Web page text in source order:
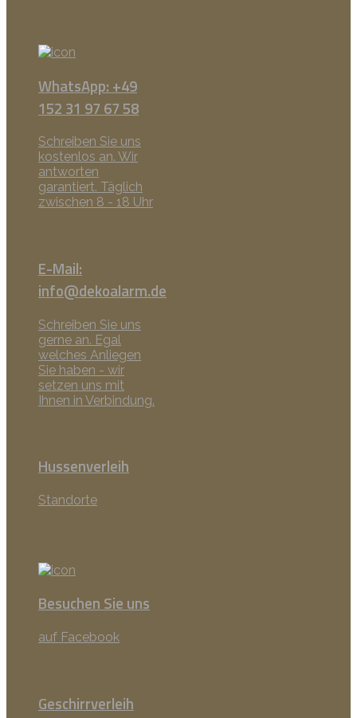
WhatsApp: +49
152 31 97 67 58
Schreiben Sie uns
kostenlos an. Wir
antworten
garantiert. Täglich
zwischen 8 - 18 Uhr
E-Mail:
info@dekoalarm.de
Schreiben Sie uns
gerne an. Egal
welches Anliegen
Sie haben - wir
setzen uns mit
Ihnen in Verbindung.
Hussenverleih
Standorte
Besuchen Sie uns
auf Facebook
Geschirrverleih